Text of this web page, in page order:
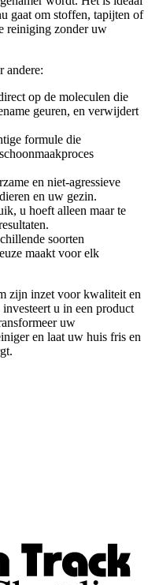
gaat om stoffen, tapijten of
reiniging zonder uw
andere:
op de moleculen die
geuren, en verwijdert
formule die
en niet-agressieve
en uw gezin.
u hoeft alleen maar te
soorten
maakt voor elk
zijn inzet voor kwaliteit en
u in een product
uw
en laat uw huis fris en